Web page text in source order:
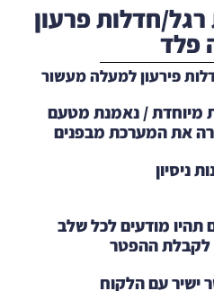
חדלות פרעון
פלד
פירעון למעלה מעשור
מיוחדת / נאמנת מטעם
את המערכת מבפנים
מודעים לכל שלב
לקבלת ההפטר
ישיר עם הלקוח